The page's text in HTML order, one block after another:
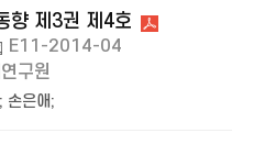
향 제3권 제4호
E11-2014-04
구원
; 손은애;